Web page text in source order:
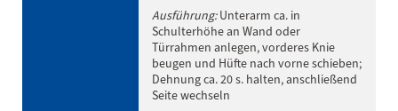
Ausführung:Unterarm ca. in
Schulterhöhe an Wand oder
Türrahmen anlegen, vorderes Knie
beugen und Hüfte nach vorne schieben;
Dehnung ca. 20 s. halten, anschließend
Seite wechseln